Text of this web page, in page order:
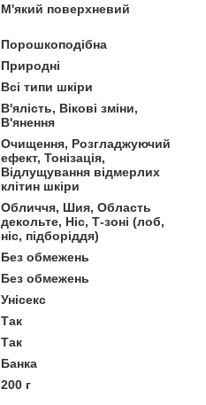
М'який поверхневий
Порошкоподібна
Природні
Всі типи шкіри
В'ялість, Вікові зміни,
В'янення
Очищення, Розгладжуючий
ефект, Тонізація,
Відлущування відмерлих
клітин шкіри
Обличчя, Шия, Область
декольте, Ніс, Т-зоні (лоб,
ніс, підборіддя)
Без обмежень
Без обмежень
Унісекс
Так
Так
Банка
200 г